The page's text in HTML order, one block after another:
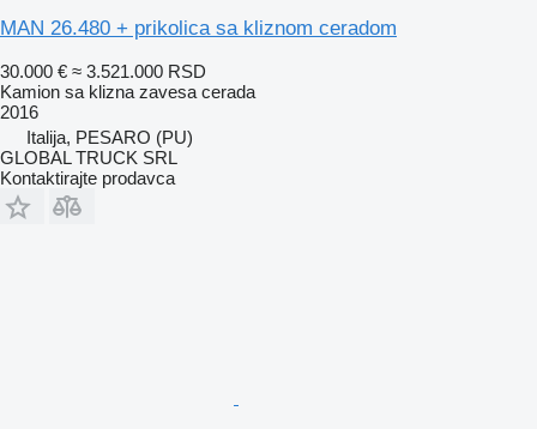
MAN 26.480 + prikolica sa kliznom ceradom
30.000 € ≈ 3.521.000 RSD
Kamion sa klizna zavesa cerada
2016
Italija, PESARO (PU)
GLOBAL TRUCK SRL
Kontaktirajte prodavca